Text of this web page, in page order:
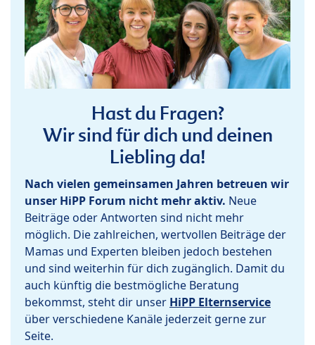
Hast du Fragen?
Wir sind für dich und deinen
Liebling da!
Nach vielen gemeinsamen Jahren betreuen wir
unser HiPP Forum nicht mehr aktiv. Neue
Beiträge oder Antworten sind nicht mehr
möglich. Die zahlreichen, wertvollen Beiträge der
Mamas und Experten bleiben jedoch bestehen
und sind weiterhin für dich zugänglich. Damit du
auch künftig die bestmögliche Beratung
bekommst, steht dir unser HiPP Elternservice
über verschiedene Kanäle jederzeit gerne zur
Seite.